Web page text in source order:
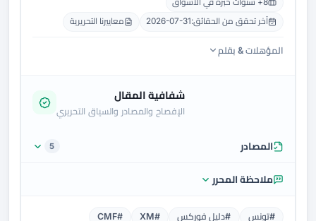
8+ سنوات خبرة في الأسواق
آخر تحقق من الحقائق:2026-07-31 معاييرنا التحريرية
المؤهلات & بقلم
شفافية المقال
الإفصاح والمصادر والسياق التحريري
المصادر 5
ملاحظة المحرر
#تونس #دليل فوركس #XM
#CMF